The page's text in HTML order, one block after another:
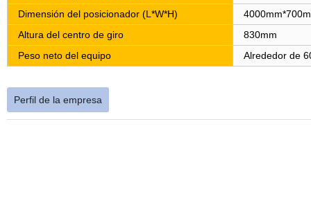
Dimensión del posicionador (L*W*H)
Altura del centro de giro
830mm
Peso neto del equipo
Alrededor de
Perfil de la empresa